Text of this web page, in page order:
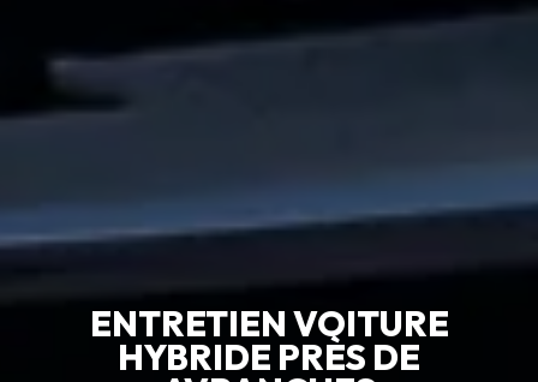
ENTRETIEN VOITURE
HYBRIDE PRÈS DE